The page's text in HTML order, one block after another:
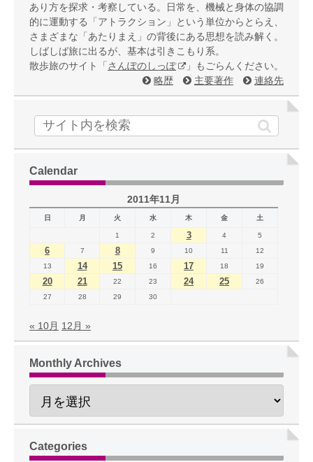
あり方を探求・考察している。日常を、機械と身体の協調
的に運動する「アトラクション」という単位からとらえ、
さまざまな「あたりまえ」の背後にある思想を読み解く。
しばしば旅に出るが、基本は引きこもり系。
散歩旅のサイト「 さんぽのしっぽ
」もごらんください。
略歴
主要著作 連絡先
Calendar
2011年11月
日 月 火 水 木 金 土
1 2 3 4 5
6 7 8 9 10 11
12
13
14 15 16 17 18 19
20 21 22 23 24 25
26
27
28 29 30
« 10月 12月 »
Monthly Archives
Categories